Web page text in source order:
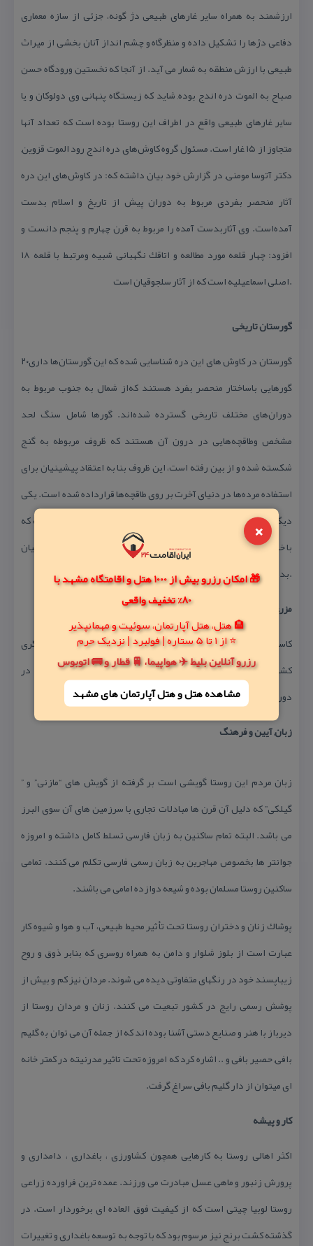
×
🎁 امکان رزرو بیش از 1000 هتل و اقامتگاه مشهد با
80% تخفیف واقعی
🏨 هتل، هتل آپارتمان، سوئیت و مهمانپذیر
⭐ از 1 تا 5 ستاره | فولبرد | نزدیک حرم
رزرو آنلاین بلیط ✈️ هواپیما، 🚆 قطار و 🚌 اتوبوس
مشاهده هتل و هتل‌ آپارتمان های مشهد
ارزشمند به همراه سایر غارهای طبیعی دژ گونه، جزئی از سازه معماری
دفاعی دژها را تشكیل داده و منظرگاه و چشم انداز آنان بخشی از میراث
طبیعی با ارزش منطقه به شمار می آید. از آنجا كه نخستین ورودگاه حسن
صباح به الموت دره اندج بوده, شاید كه زیستگاه پنهانی وی دولوكان و یا
سایر غارهای طبیعی واقع در اطراف این روستا بوده است كه تعداد آنها
متجاوز از ۱۵ غار است. مسئول گروه كاوش‌های دره اندج رود الموت قزوین,
دكتر آتوسا مومنی, در گزارش خود بیان داشته كه: در كاوش‌های این دره
آثار منحصر بفردی مربوط به دوران پیش از تاریخ و اسلام بدست
آمده‌است. وی آثاربدست آمده را مربوط به قرن چهارم و پنجم دانست و
افزود: چهار قلعه مورد مطالعه و ‪۱۸ اتاقك نگهبانی شبیه ومرتبط با قلعه
‌اصلی اسماعیلیه‌ است كه از آثار سلجوقیان است.
گورستان تاریخی
‪۲۰گورستان در كاوش های این دره شناسایی شده كه این گورستان‌ها داری
گورهایی باساختار منحصر بفرد هستند كه‌از شمال به جنوب مربوط به
دوران‌های مختلف تاریخی گسترده شده‌اند. گورها شامل سنگ لحد
مشخص وطاقچه‌هایی در درون آن هستند كه ظروف مربوطه به ‌گنج
شكسته ‌شده و از بین رفته ‌است، این ظروف بنا به اعتقاد پیشینیان برای
استفاده مرده‌ها در دنیای آخرت بر روی طاقچه‌ها قرارداده شده ‌است. یكی
دیگر از گورستان‌های كشف شده مربوط به نظامیان دوره سلجوقی است كه
با خاكبرداری از رودخانه كنار آن استخوان، سرنیزه، دستبند و سپر نظامیان
بدست آمده‌است.
مزرعه كاسیگر
كاسیگر نام مزرعه ای شیبدار در غرب روستا است كه كوره‌های سفالگری
كشف شده در این تپه حاكی از تولید ظروف سفالی برای كل منطقه در
دوران سلجوقیان بوده است.
زبان, آیین و فرهنگ
زبان مردم این روستا گویشی است بر گرفته از گویش های “مازنی” و ”
گیلكی” كه دلیل آن قرن ها مبادلات تجاری با سرزمین های آن سوی البرز
می باشد. البته تمام ساكنین به زبان فارسی تسلط كامل داشته و امروزه
جوانتر ها, بخصوص مهاجرین به زبان رسمی فارسی تكلم می كنند. تمامی
ساكنین روستا مسلمان بوده و شیعه دوازده امامی می باشند.
پوشاك زنان و دختران روستا تحت تأثیر محیط طبیعی، آب و هوا و شیوه كار
عبارت است از بلوز شلوار و دامن به همراه روسری كه بنابر ذوق و روح
زیباپسند خود در رنگهای متفاوتی دیده می شوند. مردان نیز كم و بیش از
پوشش رسمی رایج در كشور تبعیت می كنند. زنان و مردان روستا از
دیرﺑاز ﺑا هنر و صنایع دستی آشنا ﺑوده اند كه از جمله آن می توان ﺑه گلیم
ﺑافی, حصیر بافی و .. اشاره كرد كه امروزه تحت تاثیر مدرنیته در كمتر خانه
ای میتوان از دار گلیم بافی سراغ گرفت.
كار و پیشه
اكثر اهالی روستا به كارهایی همچون كشاورزی ، باغداری ، دامداری و
پرورش زنبور و ماهی عسل مبادرت می ورزند. عمده ترین فراورده زراعی
روستا لوبیا چیتی است كه از كیفیت فوق العاده ای برخوردار است. در
گذشته كشت برنج نیز مرسوم بود كه با توجه به توسعه باغداری و تغییرات